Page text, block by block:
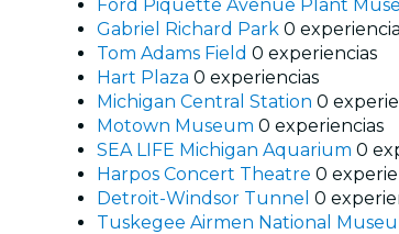
Ford Piquette Avenue Plant
Gabriel Richard Park 0
Tom Adams Field 0 experiencias
Hart Plaza 0 experiencias
Michigan Central Station 0
Motown Museum 0 experiencias
SEA LIFE Michigan Aquarium 0
Harpos Concert Theatre 0
Detroit-Windsor Tunnel 0
Tuskegee Airmen National